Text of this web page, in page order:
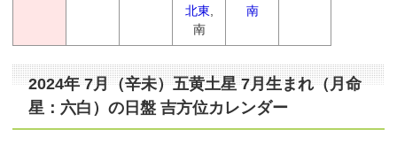
北東
南
南
2024年 7月（辛未）五黄土星 7月生まれ（月命
星：六白）の日盤 吉方位カレンダー